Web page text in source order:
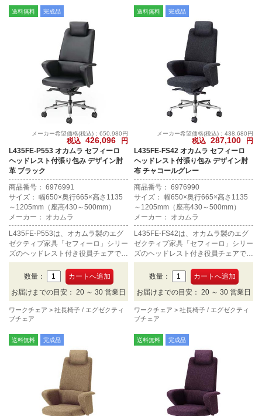
送料無料 完成品
メーカー希望価格(税込)：650,980円
税込 426,096
円
L435FE-P553 オカムラ セフィーロ
ヘッドレスト付張り包み デザイン肘
革 ブラック
商品番号： 6976991
サイズ： 幅650×奥行665×高さ1135
～1205mm（座高430～500mm）
メーカー： オカムラ
L435FE-P553は、オカムラ製のエグ
ゼクティブ家具「セフィーロ」シリー
ズのヘッドレスト付き役員チェアで
す。デザイン肘タイプの本革張り、カ
ラーはブラック。
数量：
お届けまでの目安： 20 ～ 30 営業日
ワークチェア
社長椅子 / エグゼクティ
ブチェア
送料無料 完成品
メーカー希望価格(税込)：438,680円
税込 287,100
円
L435FE-FS42 オカムラ セフィーロ
ヘッドレスト付張り包み デザイン肘
布 チャコールグレー
商品番号： 6976990
サイズ： 幅650×奥行665×高さ1135
～1205mm（座高430～500mm）
メーカー： オカムラ
L435FE-FS42は、オカムラ製のエグ
ゼクティブ家具「セフィーロ」シリー
ズのヘッドレスト付き役員チェアで
す。デザイン肘タイプの布張り、カラ
ーはチャコールグレー。
数量：
お届けまでの目安： 20 ～ 30 営業日
ワークチェア
社長椅子 / エグゼクティ
ブチェア
送料無料 完成品 送料無料 完成品